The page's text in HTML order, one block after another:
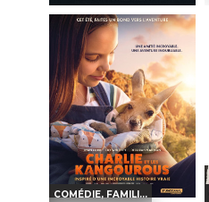
I WANT YOUR SEX
Horaires et Infos
Bande-annonce
Réservation
INT. -12ans VF
COMÉDIE, FAMILI...